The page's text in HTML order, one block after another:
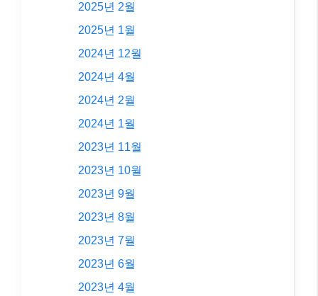
2025년 2월
2025년 1월
2024년 12월
2024년 4월
2024년 2월
2024년 1월
2023년 11월
2023년 10월
2023년 9월
2023년 8월
2023년 7월
2023년 6월
2023년 4월